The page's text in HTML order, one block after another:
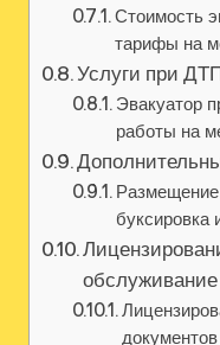
Стоимость
тарифы на
Услуги при
Эвакуатор
работы на
Размещение
буксировка
обслуживание